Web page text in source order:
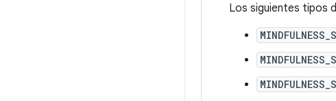
Los siguientes tipos